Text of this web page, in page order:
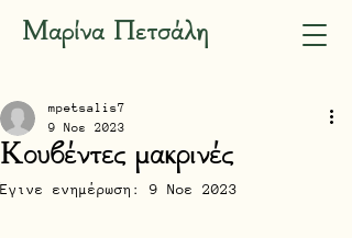
Μαρίνα Πετσάλη
Κουβέντες μακρινές
mpetsalis7
9 Νοε 2023
Έγινε ενημέρωση: 9 Νοε 2023